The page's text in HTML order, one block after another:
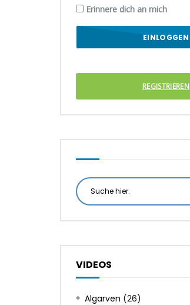
Erinnere dich an mich
REGISTRIEREN
VIDEOS
Algarven (26)